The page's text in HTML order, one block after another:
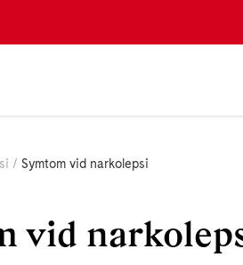
Symtom vid narkolepsi
vid